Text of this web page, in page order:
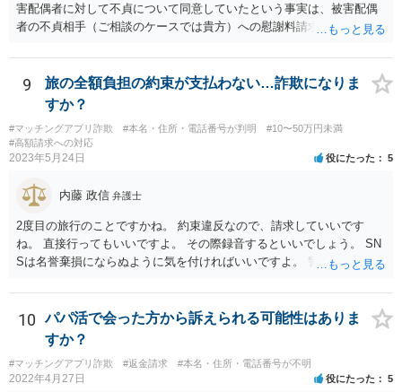
害配偶者に対して不貞について同意していたという事実は、被害配偶
者の不貞相手（ご相談のケースでは貴方）への慰謝料請求に対する反
9
旅の全額負担の約束が支払わない…詐欺になりま
すか？
#マッチングアプリ詐欺 #本名・住所・電話番号が判明
#10〜50万円未満
#高額請求への対応
2023年5月24日 役にたった 5
内藤 政信 弁護士
2度目の旅行のことですかね。 約束違反なので、請求していいです
ね。 直接行ってもいいですよ。 その際録音するといいでしょう。 SN
Sは名誉棄損にならぬように気を付ければいいですよ。 警察に行って
10
パパ活で会った方から訴えられる可能性はありま
すか？
#マッチングアプリ詐欺 #返金請求 #本名・住所・電話番号が不明
2022年4月27日 役にたった 5